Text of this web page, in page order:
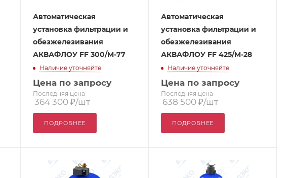
Автоматическая
установка фильтрации и
обезжелезивания
АКВАФЛОУ FF 300/M-77
Наличие уточняйте
Цена по запросу
Последняя цена
364 300 ₽/шт
ПОДРОБНЕЕ
Автоматическая
установка фильтрации и
обезжелезивания
АКВАФЛОУ FF 425/M-28
Наличие уточняйте
Цена по запросу
Последняя цена
638 500 ₽/шт
ПОДРОБНЕЕ